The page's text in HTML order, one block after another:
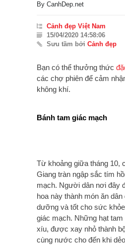
By CanhDep.net
Cảnh đẹp Việt Nam
15/04/2020 14:58:06
Sưu tầm bởi Cảnh đẹp
Bạn có thể thưởng thức
các chợ phiên để cảm
không khí.
Bánh tam giác mạch
Từ khoảng giữa tháng 10,
Giang tràn ngập sắc tím
mạch. Người dân nơi đây
hoa này thành món ăn
dưỡng và tốt cho sức
giác mạch. Những hạt
xíu, được xay nhỏ thành
cùng nước cho đến khi